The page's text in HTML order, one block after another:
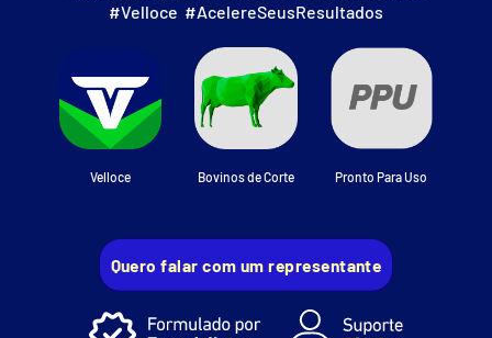
#Velloce #AcelereSeusResultados
Velloce Bovinos de Corte Pronto Para Uso
Quero falar com um representante